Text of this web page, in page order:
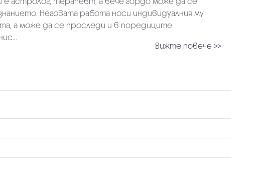
Неговата работа носи индивидуалния му
а може да се проследи и в поредиците
Вижте повече >>